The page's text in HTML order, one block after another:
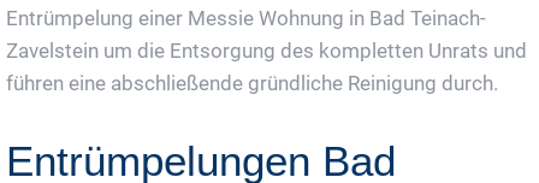
Entrümpelung einer Messie Wohnung in Bad Teinach-
Zavelstein um die Entsorgung des kompletten Unrats und
führen eine abschließende gründliche Reinigung durch.
Entrümpelungen Bad